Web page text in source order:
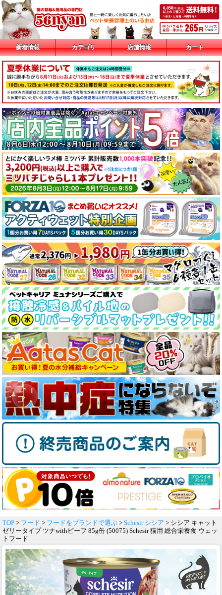
新着情報 カテゴリ 店舗情報 カート
TOP > フード > フードをブランドで選ぶ > Schesir シシア > シシア キャット
ゼリータイプ ツナwithビーフ 85g缶 (50075) Schesir 猫用 総合栄養食 ウェッ
トフード